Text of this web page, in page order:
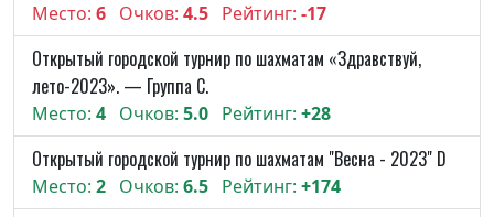
Место: 6 Очков: 4.5 Рейтинг: -17
Открытый городской турнир по шахматам «Здравствуй,
лето-2023». — Группа C.
Место: 4 Очков: 5.0 Рейтинг: +28
Открытый городской турнир по шахматам "Весна - 2023" D
Место: 2 Очков: 6.5 Рейтинг: +174